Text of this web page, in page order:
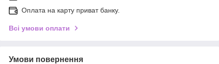
Оплата на карту приват банку.
Всі умови оплати
Умови повернення